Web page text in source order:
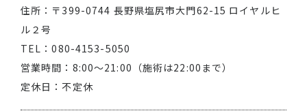
住所：〒399-0744 長野県塩尻市大門62-15 ロイヤルヒ
ル２号
TEL：080-4153-5050
営業時間：8:00～21:00（施術は22:00まで）
定休日：不定休